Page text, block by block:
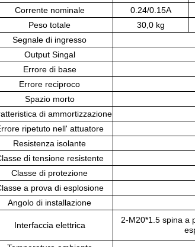
Corrente nominale
0.24/0.15A
Peso totale
30,0 kg
Segnale di ingresso
Output Singal
Errore di base
Errore reciproco
Spazio morto
di ammortizzazione
ripetuto nell' attuatore
Resistenza isolante
di tensione resistente
Classe di protezione
a prova di esplosione
Angolo di installazione
Interfaccia elettrica
2-M20*1.5 spina a